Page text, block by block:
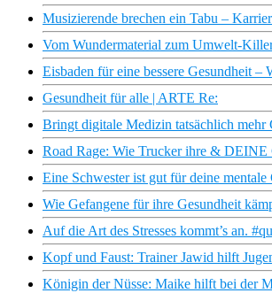
Musizierende brechen ein Tabu –
Vom Wundermaterial zum Umwelt-
Eisbaden für eine bessere Gesundheit
Gesundheit für alle | ARTE Re:
Bringt digitale Medizin tatsächlich mehr
Road Rage: Wie Trucker ihre & DEINE
Eine Schwester ist gut für deine
Wie Gefangene für ihre Gesundheit
Auf die Art des Stresses kommt’s an.
Kopf und Faust: Trainer Jawid hilft
Königin der Nüsse: Maike hilft bei der